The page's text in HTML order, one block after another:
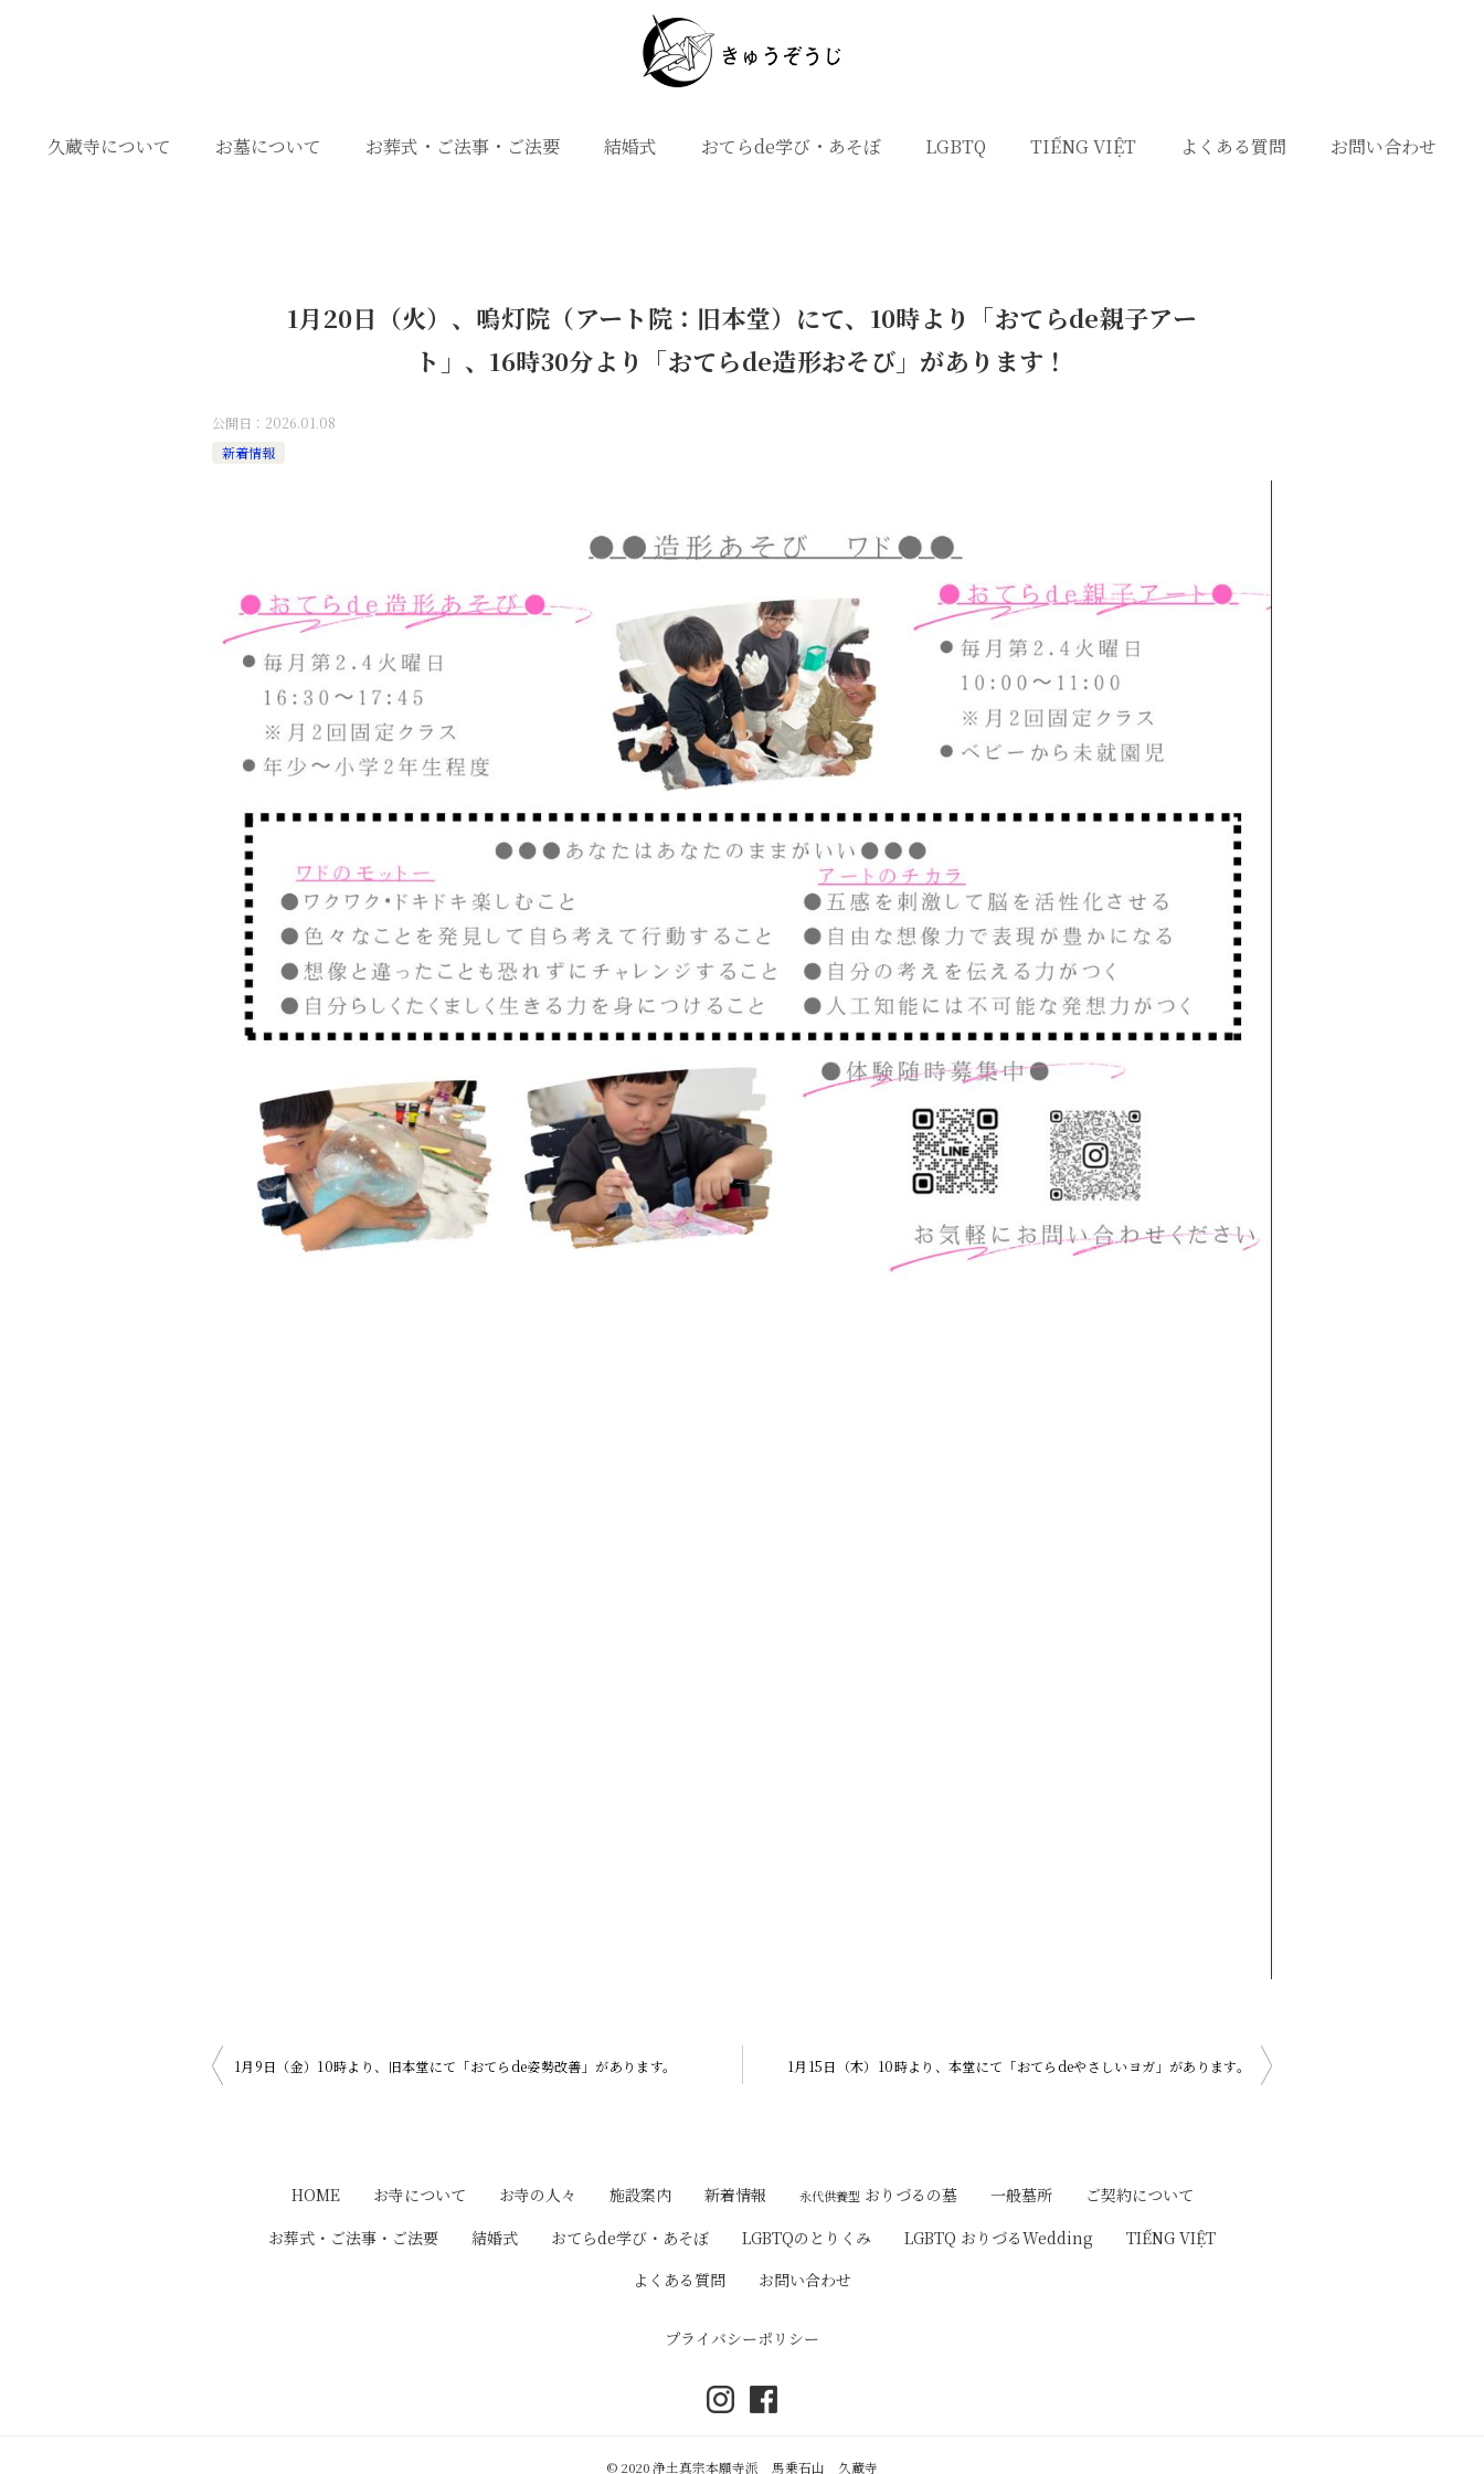
久蔵寺について お墓について お葬式・ご法事・ご法要 結婚式 おてらde学び・あそぼ LGBTQ TIẾNG VIỆT よくある質問 お問い合わせ
1月20日（火）、嗚灯院（アート院：旧本堂）にて、10時より「おてらde親子アー
ト」、16時30分より「おてらde造形おそび」があります！
公開日： 2026.01.08
新着情報
投1月9日（金）10時より、旧本堂にて「おてらde姿勢改善」があります。 1月15日（木）10時より、本堂にて「おてらdeやさしいヨガ」があります。
HOME お寺について お寺の人々 施設案内 新着情報 永代供養型 おりづるの墓 一般墓所
ご契約について
お葬式・ご法事・ご法要
結婚式 おてらde学び・あそぼ LGBTQのとりくみ LGBTQ おりづるWedding
TIẾNG VIỆT
よくある質問
お問い合わせ
プライバシーポリシー
© 2020 浄土真宗本願寺派 馬乗石山 久蔵寺